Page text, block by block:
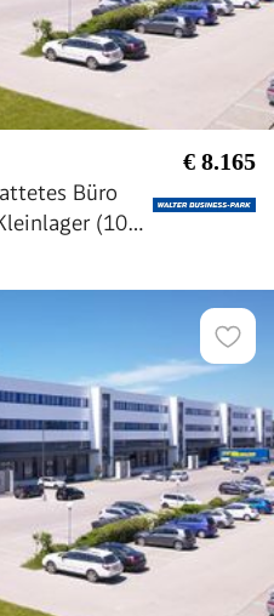
€ 8.165
Büro
(100
BUSINESS-